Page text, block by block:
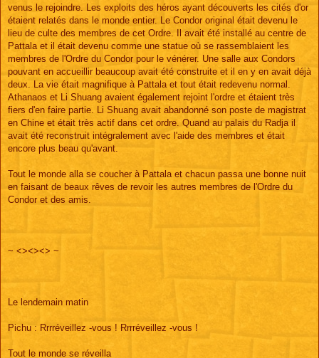
venus le rejoindre. Les exploits des héros ayant découverts les cités d'or
étaient relatés dans le monde entier. Le Condor original était devenu le
lieu de culte des membres de cet Ordre. Il avait été installé au centre de
Pattala et il était devenu comme une statue où se rassemblaient les
membres de l'Ordre du Condor pour le vénérer. Une salle aux Condors
pouvant en accueillir beaucoup avait été construite et il en y en avait déjà
deux. La vie était magnifique à Pattala et tout était redevenu normal.
Athanaos et Li Shuang avaient également rejoint l'ordre et étaient très
fiers d'en faire partie. Li Shuang avait abandonné son poste de magistrat
en Chine et était très actif dans cet ordre. Quand au palais du Radja il
avait été reconstruit intégralement avec l'aide des membres et était
encore plus beau qu'avant.
Tout le monde alla se coucher à Pattala et chacun passa une bonne nuit
en faisant de beaux rêves de revoir les autres membres de l'Ordre du
Condor et des amis.
~ <><><> ~
Le lendemain matin
Pichu : Rrrréveillez -vous ! Rrrréveillez -vous !
Tout le monde se réveilla